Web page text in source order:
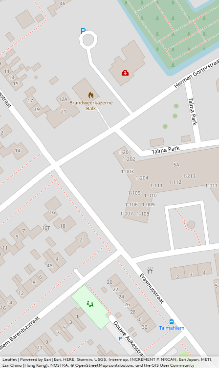
Leaflet|Powered by Esri | Esri, HERE, Garmin, USGS, Intermap, INCREMENT P, NRCAN, Esri Japan, METI,
Esri China (Hong Kong), NOSTRA, © OpenStreetMap contributors, and the GIS User Community